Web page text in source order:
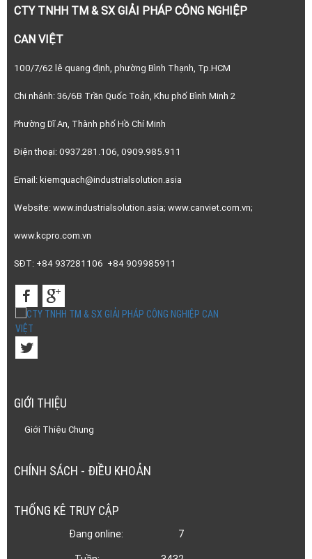
CTY TNHH TM & SX GIẢI PHÁP CÔNG NGHIỆP
CAN VIỆT
100/7/62 lê quang định, phường Bình Thạnh, Tp.HCM
Chi nhánh: 36/6B Trần Quốc Toản, Khu phố Bình Minh 2
Phường Dĩ An, Thành phố Hồ Chí Minh
Điện thoại: 0937.281.106, 0909.985.911
Email: kiemquach@industrialsolution.asia
Website: www.industrialsolution.asia; www.canviet.com.vn;
www.kcpro.com.vn
SĐT: +84 937281106 +84 909985911
GIỚI THIỆU
Giới Thiệu Chung
CHÍNH SÁCH - ĐIỀU KHOẢN
THỐNG KÊ TRUY CẬP
Đang online: 7